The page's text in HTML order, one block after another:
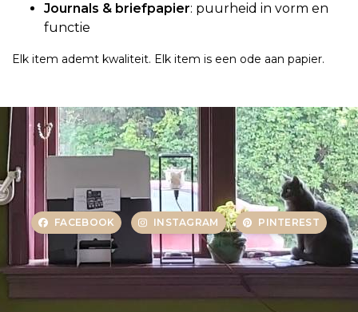
Journals & briefpapier: puurheid in vorm en
functie
Elk item ademt kwaliteit. Elk item is een ode aan papier.
FACEBOOK INSTAGRAM PINTEREST